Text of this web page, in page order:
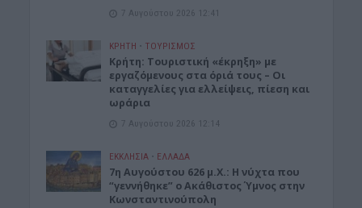
7 Αυγούστου 2026 12:41
ΚΡΗΤΗ • ΤΟΥΡΙΣΜΟΣ
Κρήτη: Τουριστική «έκρηξη» με
εργαζόμενους στα όριά τους – Οι
καταγγελίες για ελλείψεις, πίεση και
ωράρια
7 Αυγούστου 2026 12:14
ΕΚΚΛΗΣΙΑ • ΕΛΛΑΔΑ
7η Αυγούστου 626 μ.Χ.: Η νύχτα που
“γεννήθηκε” ο Ακάθιστος Ύμνος στην
Κωνσταντινούπολη